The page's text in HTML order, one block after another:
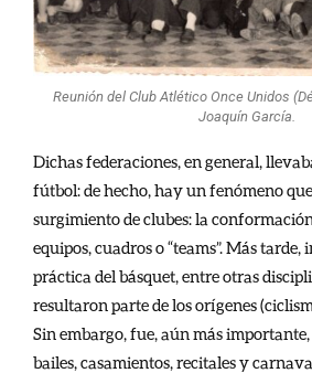
Reunión del Club Atlético Once Unidos
Joaquín García.
Dichas federaciones, en general,
fútbol: de hecho, hay un fenómeno
surgimiento de clubes: la
equipos, cuadros o “teams”. Más
práctica del básquet, entre otras
resultaron parte de los orígenes
Sin embargo, fue, aún más
bailes, casamientos, recitales y